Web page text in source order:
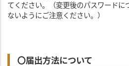
てください。（変更後のパスワードに
ないようにご注意ください。）
〇届出方法について